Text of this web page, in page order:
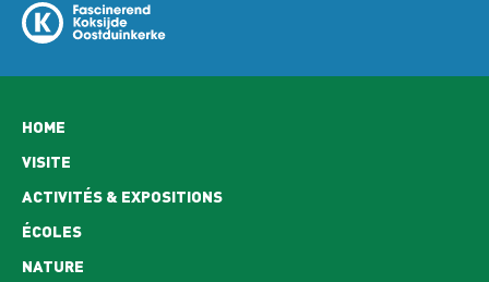
Hoofdnavigatie
HOME
VISITE
ACTIVITÉS & EXPOSITIONS
ÉCOLES
NATURE